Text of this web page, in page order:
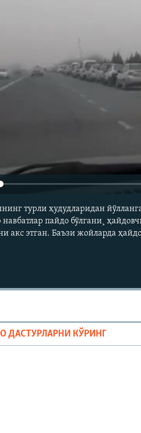
турли ҳудудларидан
навбатлар пайдо бўлгани¸
акс этган. Баъзи жойларда
ДАСТУРЛАРНИ КЎРИНГ